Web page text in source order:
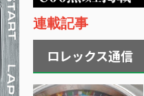
連載記事
ロレックス通信